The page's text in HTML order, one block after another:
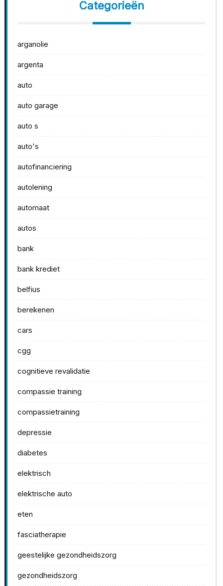
Categorieën
arganolie
argenta
auto
auto garage
auto s
auto's
autofinanciering
autolening
automaat
autos
bank
bank krediet
belfius
berekenen
cars
cgg
cognitieve revalidatie
compassie training
compassietraining
depressie
diabetes
elektrisch
elektrische auto
eten
fasciatherapie
geestelijke gezondheidszorg
gezondheidszorg